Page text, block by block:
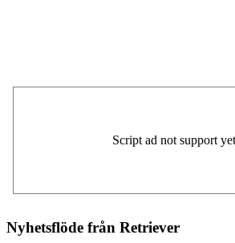
Nyhetsflöde från Retriever